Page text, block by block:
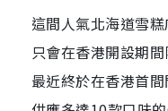
這間人氣北海道雪
只會在香港開設期
最近終於在香港首